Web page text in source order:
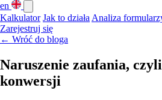
en
Kalkulator Jak to działa Analiza
Zarejestruj się
← Wróć do bloga
Naruszenie zaufania,
konwersji